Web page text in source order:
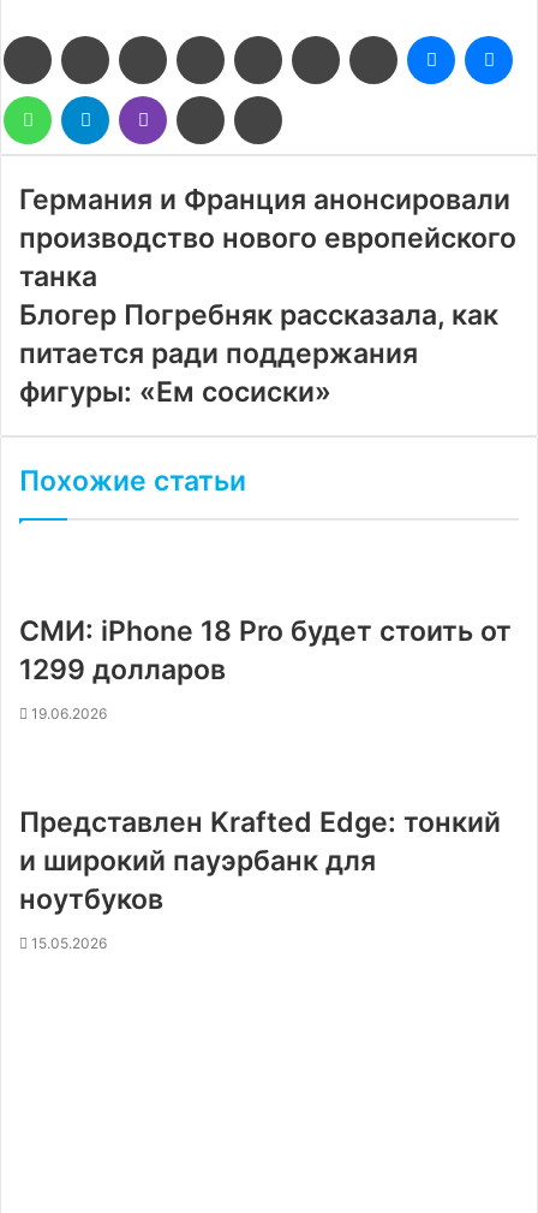
FacebookTwitter LinkedIn Pinterest Reddit ВконтактеОдноклассники
Messenger
WhatsAppTelegram Viber
Поделиться
через
электронную
Германия и Франция анонсировали
производство нового европейского
танка
Блогер Погребняк рассказала, как
питается ради поддержания
фигуры: «Ем сосиски»
Похожие статьи
СМИ: iPhone 18 Pro будет стоить от
1299 долларов
19.06.2026
Представлен Krafted Edge: тонкий
и широкий пауэрбанк для
ноутбуков
15.05.2026